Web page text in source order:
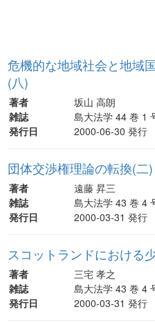
危機的な地域社会と地域
(八)
著者
坂山 高朗
雑誌
島大法学 44 巻 1
発行日
2000-06-30 発行
団体交渉権理論の転換(二)
著者
遠藤 昇三
雑誌
島大法学 43 巻 4
発行日
2000-03-31 発行
スコットランドにおける
著者
三宅 孝之
雑誌
島大法学 43 巻 4
発行日
2000-03-31 発行